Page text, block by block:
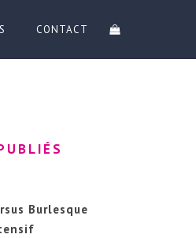
CONTACT
Burlesque